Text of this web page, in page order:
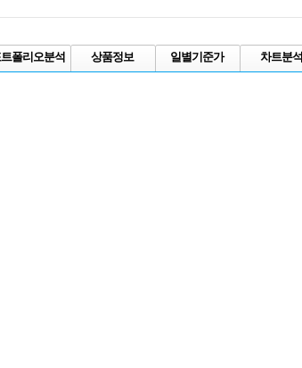
폴리오분석 상품정보 일별기준가 차트분석